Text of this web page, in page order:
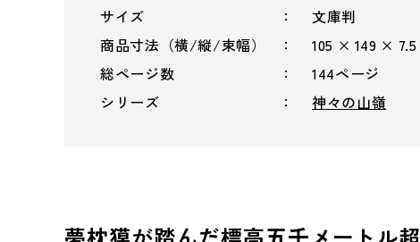
サイズ
文庫判
商品寸法（横/縦/束幅）
105 × 149 ×
総ページ数
144ページ
シリーズ
神々の山嶺